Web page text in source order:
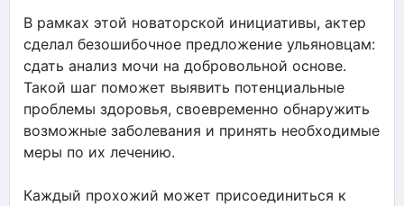
В рамках этой новаторской инициативы, актер
сделал безошибочное предложение ульяновцам:
сдать анализ мочи на добровольной основе.
Такой шаг поможет выявить потенциальные
проблемы здоровья, своевременно обнаружить
возможные заболевания и принять необходимые
меры по их лечению.
Каждый прохожий может присоединиться к